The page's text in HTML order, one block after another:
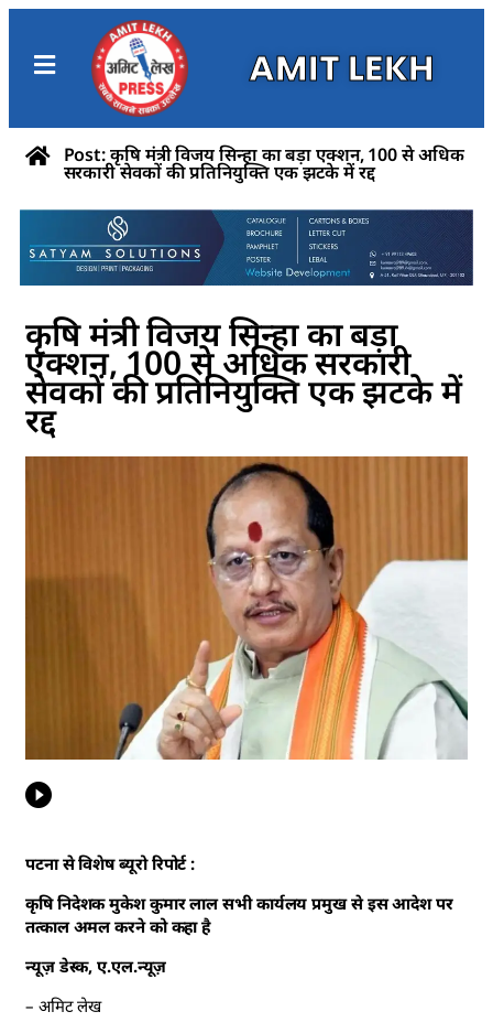
AMIT LEKH
Post: कृषि मंत्री विजय सिन्हा का बड़ा एक्शन, 100 से अधिक
सरकारी सेवकों की प्रतिनियुक्ति एक झटके में रद्द
कृषि मंत्री विजय सिन्हा का बड़ा
एक्शन, 100 से अधिक सरकारी
सेवकों की प्रतिनियुक्ति एक झटके में
रद्द
पटना से विशेष ब्यूरो रिपोर्ट :
कृषि निदेशक मुकेश कुमार लाल सभी कार्यलय प्रमुख से इस आदेश पर
तत्काल अमल करने को कहा है
न्यूज़ डेस्क, ए.एल.न्यूज़
– अमिट लेख